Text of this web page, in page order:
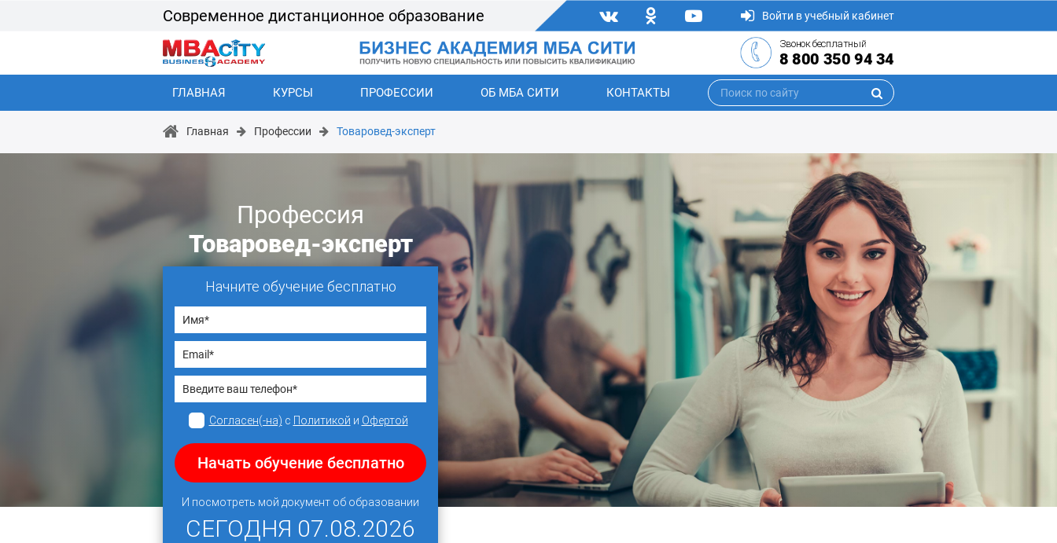
Современное дистанционное образование Войти в учебный кабинет
Звонок бесплатный
8 800 350 94 34
ГЛАВНАЯ КУРСЫ ПРОФЕССИИ ОБ МБА СИТИ КОНТАКТЫ
Главная Профессии Товаровед-эксперт
Профессия
Товаровед-эксперт
Начните обучение бесплатно
Согласен(-на) с Политикой и Офертой
Начать обучение бесплатно
И посмотреть мой документ об образовании
СЕГОДНЯ 07.08.2026